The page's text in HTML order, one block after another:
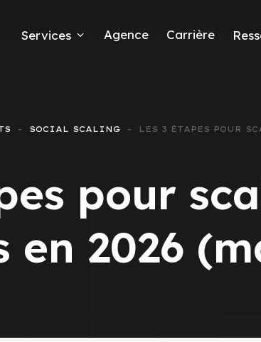
Services
Ads
Meta Ads
Agence Carrière
SOCIAL SCALING LES 3 ÉTAPES POUR
pour
en 2026